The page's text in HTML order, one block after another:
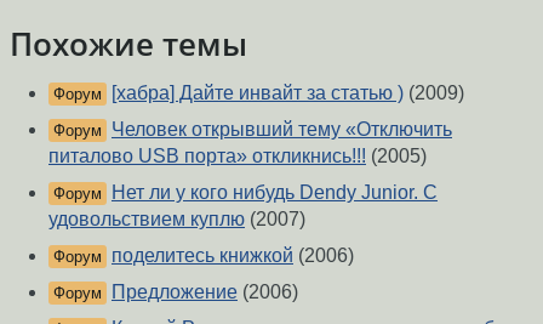
Похожие темы
Форум [хабра] Дайте инвайт за статью ) (2009)
Форум
Человек открывший тему «Отключить
питалово USB порта» откликнись!!! (2005)
Форум
Нет ли у кого нибудь Dendy Junior. С
удовольствием куплю (2007)
Форум поделитесь книжкой (2006)
Форум Предложение (2006)